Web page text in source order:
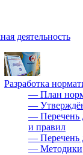
деятельность
Разработка
— План
—
— Перечень
и правил
—
— Методики